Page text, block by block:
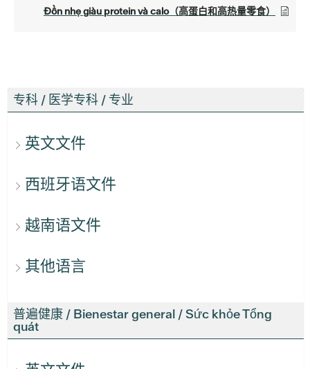
专科 / 医学专科 / 专业
英文文件
西班牙语文件
越南语文件
其他语言
普遍健康 / Bienestar general / Sức khỏe Tổng
quát
Đồn nhẹ giàu protein và calo（高蛋白和高热量零食）